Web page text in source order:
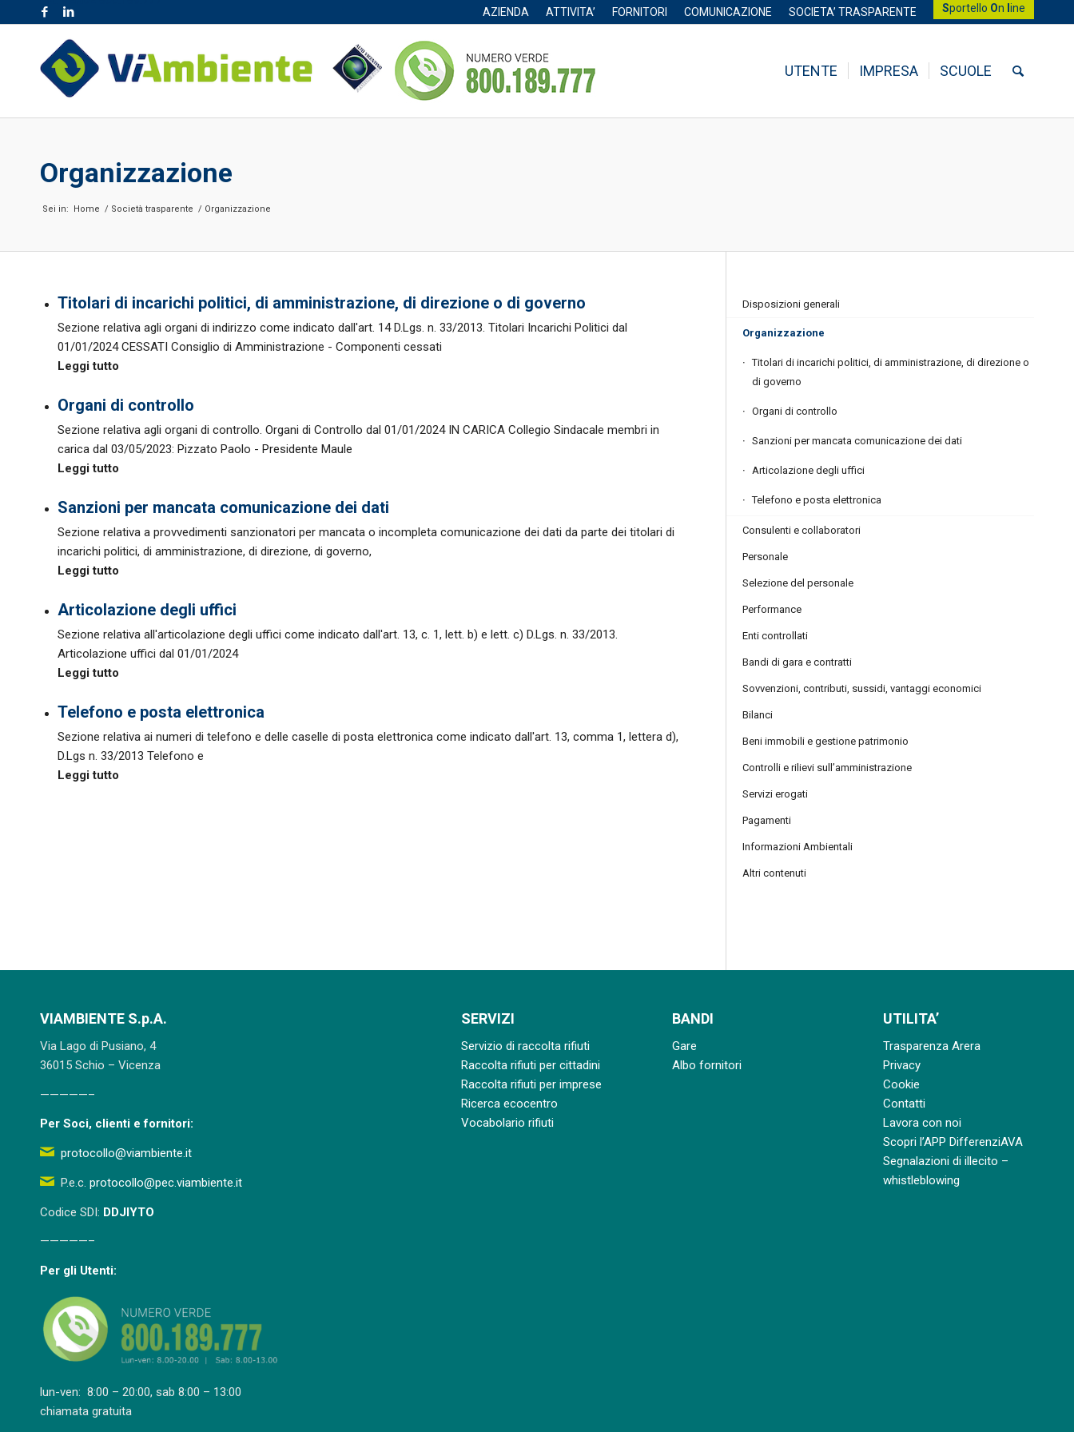
AZIENDA ATTIVITA’ FORNITORI COMUNICAZIONE SOCIETA’ TRASPARENTE Sportello On ine
UTENTE IMPRESA SCUOLE
Organizzazione
Sei in: Home / Società trasparente / Organizzazione
Titolari di incarichi politici, di amministrazione, di direzione o di governo
Sezione relativa agli organi di indirizzo come indicato dall'art. 14 D.Lgs. n. 33/2013. Titolari Incarichi Politici dal
01/01/2024 CESSATI Consiglio di Amministrazione - Componenti cessati
Leggi tutto
Organi di controllo
Sezione relativa agli organi di controllo. Organi di Controllo dal 01/01/2024 IN CARICA Collegio Sindacale membri in
carica dal 03/05/2023: Pizzato Paolo - Presidente Maule
Leggi tutto
Sanzioni per mancata comunicazione dei dati
Sezione relativa a provvedimenti sanzionatori per mancata o incompleta comunicazione dei dati da parte dei titolari di
incarichi politici, di amministrazione, di direzione, di governo,
Leggi tutto
Articolazione degli uffici
Sezione relativa all'articolazione degli uffici come indicato dall'art. 13, c. 1, lett. b) e lett. c) D.Lgs. n. 33/2013.
Articolazione uffici dal 01/01/2024
Leggi tutto
Telefono e posta elettronica
Sezione relativa ai numeri di telefono e delle caselle di posta elettronica come indicato dall'art. 13, comma 1, lettera d),
D.Lgs n. 33/2013 Telefono e
Leggi tutto
Disposizioni generali
Organizzazione
Titolari di incarichi politici, di amministrazione, di direzione o
di governo
Organi di controllo
Sanzioni per mancata comunicazione dei dati
Articolazione degli uffici
Telefono e posta elettronica
Consulenti e collaboratori
Personale
Selezione del personale
Performance
Enti controllati
Bandi di gara e contratti
Sovvenzioni, contributi, sussidi, vantaggi economici
Bilanci
Beni immobili e gestione patrimonio
Controlli e rilievi sull’amministrazione
Servizi erogati
Pagamenti
Informazioni Ambientali
Altri contenuti
VIAMBIENTE S.p.A.
Via Lago di Pusiano, 4
36015 Schio – Vicenza
—————–
Per Soci, clienti e fornitori:
protocollo@viambiente.it
P.e.c. protocollo@pec.viambiente.it
Codice SDI: DDJIYTO
—————–
Per gli Utenti:
lun-ven: 8:00 – 20:00, sab 8:00 – 13:00
chiamata gratuita
SERVIZI
Servizio di raccolta rifiuti
Raccolta rifiuti per cittadini
Raccolta rifiuti per imprese
Ricerca ecocentro
Vocabolario rifiuti
BANDI
Gare
Albo fornitori
UTILITA’
Trasparenza Arera
Privacy
Cookie
Contatti
Lavora con noi
Scopri l’APP DifferenziAVA
Segnalazioni di illecito –
whistleblowing